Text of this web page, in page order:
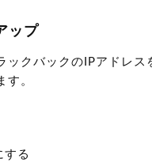
ップ
ックバックのIPアドレ
す。
する